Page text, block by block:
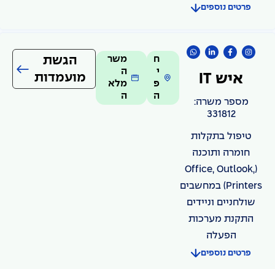
פרטים נוספים
איש IT
מספר משרה:
331812
טיפול בתקלות
חומרה ותוכנה
(Office, Outlook,
Printers) במחשבים
שולחניים וניידים
התקנת מערכות
הפעלה
פרטים נוספים
ח
י
פ
ה
משר
ה
מלא
ה
הגשת
מועמדות